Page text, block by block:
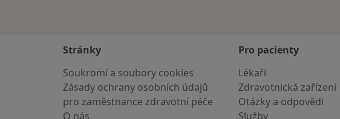
Stránky
Soukromí a soubory cookies
Zásady ochrany osobních údajů
pro zaměstnance zdravotní péče
O nás
Pro pacienty
Lékaři
Zdravotnická zařízení
Otázky a odpovědi
Služby